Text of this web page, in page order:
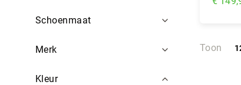
Toon
per
Schoenmaat
Merk
Kleur